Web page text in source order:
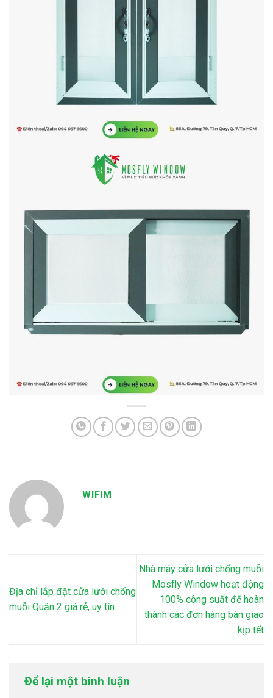
WIFIM
Địa chỉ lắp đặt cửa lưới chống
muỗi Quận 2 giá rẻ, uy tín
Nhà máy cửa lưới chống muỗi
Mosfly Window hoạt động
100% công suất để hoàn
thành các đơn hàng bàn giao
kịp tết
Để lại một bình luận